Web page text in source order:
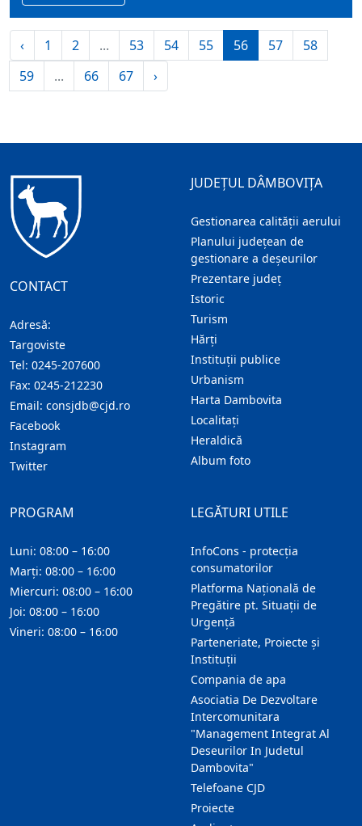
‹ 1 2 ... 53 54 55 56 57
58
59
... 66 67 ›
CONTACT
Adresă:
Targoviste
Tel: 0245-207600
Fax: 0245-212230
Email: consjdb@cjd.ro
Facebook
Instagram
Twitter
JUDEȚUL DÂMBOVIȚA
Gestionarea calității aerului
Planului județean de
gestionare a deșeurilor
Prezentare judeţ
Istoric
Turism
Hărţi
Instituţii publice
Urbanism
Harta Dambovita
Localitaţi
Heraldică
Album foto
LEGĂTURI UTILE
InfoCons - protecția
consumatorilor
Platforma Națională de
Pregătire pt. Situații de
Urgență
Parteneriate, Proiecte și
Instituții
Compania de apa
Asociatia De Dezvoltare
Intercomunitara
"Management Integrat Al
Deseurilor In Judetul
Dambovita"
Telefoane CJD
Proiecte
PROGRAM
Luni: 08:00 – 16:00
Marți: 08:00 – 16:00
Miercuri: 08:00 – 16:00
Joi: 08:00 – 16:00
Vineri: 08:00 – 16:00